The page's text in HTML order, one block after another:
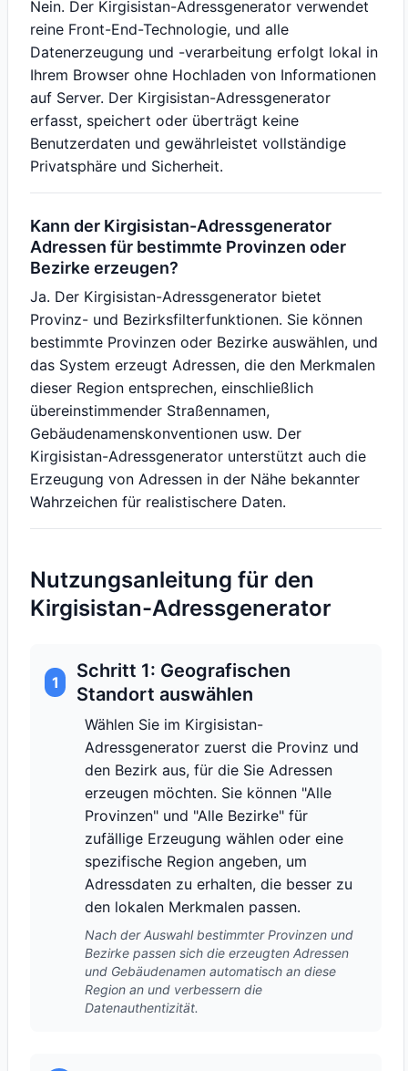
Nein. Der Kirgisistan-Adressgenerator verwendet
reine Front-End-Technologie, und alle
Datenerzeugung und -verarbeitung erfolgt lokal in
Ihrem Browser ohne Hochladen von Informationen
auf Server. Der Kirgisistan-Adressgenerator
erfasst, speichert oder überträgt keine
Benutzerdaten und gewährleistet vollständige
Privatsphäre und Sicherheit.
Kann der Kirgisistan-Adressgenerator
Adressen für bestimmte Provinzen oder
Bezirke erzeugen?
Ja. Der Kirgisistan-Adressgenerator bietet
Provinz- und Bezirksfilterfunktionen. Sie können
bestimmte Provinzen oder Bezirke auswählen, und
das System erzeugt Adressen, die den Merkmalen
dieser Region entsprechen, einschließlich
übereinstimmender Straßennamen,
Gebäudenamenskonventionen usw. Der
Kirgisistan-Adressgenerator unterstützt auch die
Erzeugung von Adressen in der Nähe bekannter
Wahrzeichen für realistischere Daten.
Nutzungsanleitung für den
Kirgisistan-Adressgenerator
1
Schritt 1: Geografischen
Standort auswählen
Wählen Sie im Kirgisistan-
Adressgenerator zuerst die Provinz und
den Bezirk aus, für die Sie Adressen
erzeugen möchten. Sie können "Alle
Provinzen" und "Alle Bezirke" für
zufällige Erzeugung wählen oder eine
spezifische Region angeben, um
Adressdaten zu erhalten, die besser zu
den lokalen Merkmalen passen.
Nach der Auswahl bestimmter Provinzen und
Bezirke passen sich die erzeugten Adressen
und Gebäudenamen automatisch an diese
Region an und verbessern die
Datenauthentizität.